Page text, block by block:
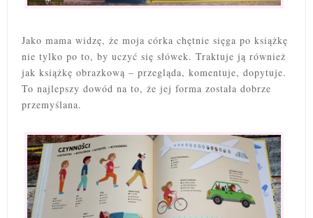
Jako mama widzę, że moja córka chętnie sięga po książkę
nie tylko po to, by uczyć się słówek. Traktuje ją również
jak książkę obrazkową – przegląda, komentuje, dopytuje.
To najlepszy dowód na to, że jej forma została dobrze
przemyślana.